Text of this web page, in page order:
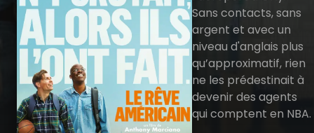
Sans contacts, sans
argent et avec un
niveau d'anglais plus
qu’approximatif, rien
ne les prédestinait à
devenir des agents
qui comptent en NBA.